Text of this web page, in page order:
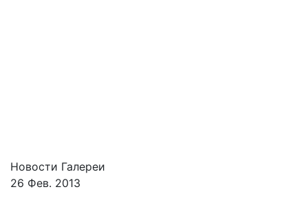
Новости Галереи
26 Фев. 2013